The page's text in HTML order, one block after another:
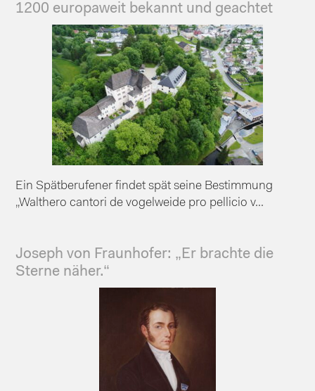
1200 europaweit bekannt und geachtet
Ein Spätberufener findet spät seine Bestimmung
„Walthero cantori de vogelweide pro pellicio v...
Joseph von Fraunhofer: „Er brachte die
Sterne näher.“